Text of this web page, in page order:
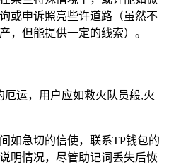
或申诉照亮些许道路（虽然不
，但能提供一定的线索）。
运，用户应如救火队员般,火
如急切的信使，联系TP钱包的
明情况，尽管助记词丢失后恢